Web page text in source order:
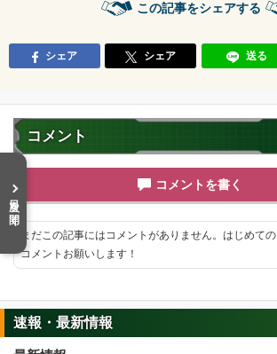
この記事をシェアする
シェア シェア 送る
コメント
コメントを書く
まだこの記事にはコメントがありません。はじめての
コメントお願いします！
目次を開く
速報・最新情報